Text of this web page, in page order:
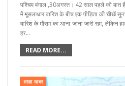
पश्चिम बंगाल ,30अगस्त। 42 साल पहले की बात
में मूसलाधार बारिश के बीच एक पीड़िता की चीखें
बारिश के मौसम का आना-जाना जारी रहा, लेकिन
हर…
READ MORE...
ताज़ा खबर